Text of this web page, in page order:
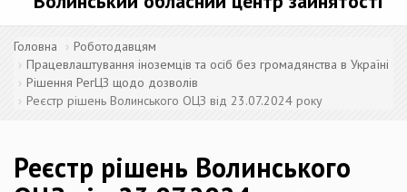
Головна
Роботодавцям
Працевлаштування іноземців та осіб без громадянства в Україні
Рішення РегЦЗ щодо дозволів
Реєстр рішень Волинського ОЦЗ від 23.07.2024 року
Реєстр рішень Волинського